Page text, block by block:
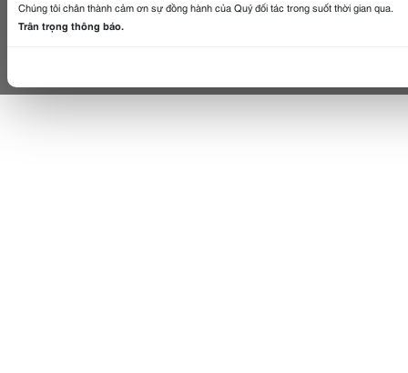
Chúng tôi chân thành cảm ơn sự đồng hành của Quý đối tác trong suốt thời gian qua.
Trân trọng thông báo.